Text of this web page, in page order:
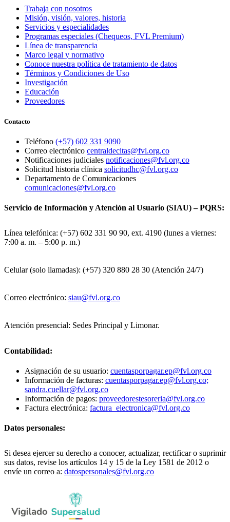
Trabaja con nosotros
Misión, visión, valores, historia
Servicios y especialidades
Programas especiales (Chequeos, FVL Premium)
Línea de transparencia
Marco legal y normativo
Conoce nuestra política de tratamiento de datos
Términos y Condiciones de Uso
Investigación
Educación
Proveedores
Contacto
Teléfono (+57) 602 331 9090
Correo electrónico centraldecitas@fvl.org.co
Notificaciones judiciales notificaciones@fvl.org.co
Solicitud historia clínica solicitudhc@fvl.org.co
Departamento de Comunicaciones
comunicaciones@fvl.org.co
Servicio de Información y Atención al Usuario (SIAU) – PQRS:
Línea telefónica: (+57) 602 331 90 90, ext. 4190 (lunes a viernes:
7:00 a. m. – 5:00 p. m.)
Celular (solo llamadas): (+57) 320 880 28 30 (Atención 24/7)
Correo electrónico: siau@fvl.org.co
Atención presencial: Sedes Principal y Limonar.
Contabilidad:
Asignación de su usuario: cuentasporpagar.ep@fvl.org.co
Información de facturas: cuentasporpagar.ep@fvl.org.co;
sandra.cuellar@fvl.org.co
Información de pagos: proveedorestesoreria@fvl.org.co
Factura electrónica: factura_electronica@fvl.org.co
Datos personales:
Si desea ejercer su derecho a conocer, actualizar, rectificar o suprimir
sus datos, revise los artículos 14 y 15 de la Ley 1581 de 2012 o
envíe un correo a: datospersonales@fvl.org.co